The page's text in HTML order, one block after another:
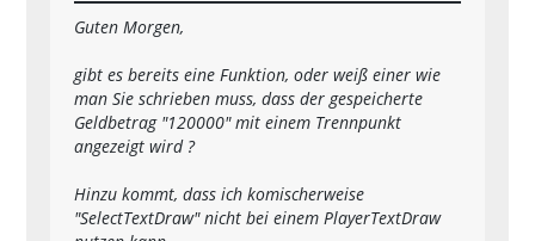
Guten Morgen,
gibt es bereits eine Funktion, oder weiß einer wie
man Sie schrieben muss, dass der gespeicherte
Geldbetrag "120000" mit einem Trennpunkt
angezeigt wird ?
Hinzu kommt, dass ich komischerweise
"SelectTextDraw" nicht bei einem PlayerTextDraw